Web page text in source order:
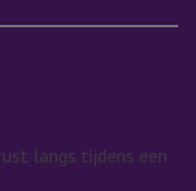
langs tijdens een